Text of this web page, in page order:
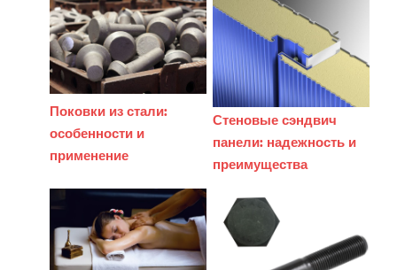
Поковки из стали:
особенности и
применение
Стеновые сэндвич
панели: надежность и
преимущества